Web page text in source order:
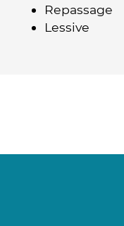
Repassage
Lessive